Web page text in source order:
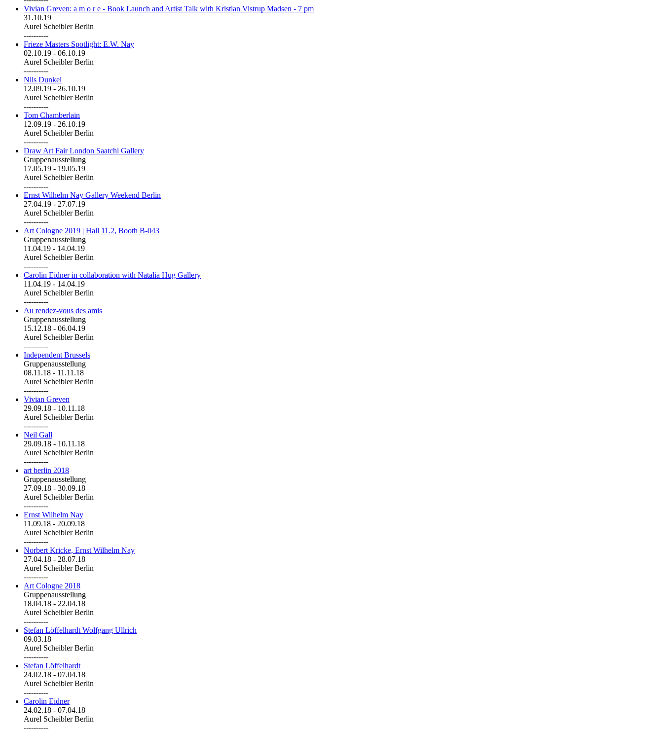
Vivian Greven: a m o r e - Book Launch and Artist Talk with Kristian Vistrup Madsen - 7 pm
31.10.19
Aurel Scheibler Berlin
----------
Frieze Masters Spotlight: E.W. Nay
02.10.19 - 06.10.19
Aurel Scheibler Berlin
----------
Nils Dunkel
12.09.19 - 26.10.19
Aurel Scheibler Berlin
----------
Tom Chamberlain
12.09.19 - 26.10.19
Aurel Scheibler Berlin
----------
Draw Art Fair London Saatchi Gallery
Gruppenausstellung
17.05.19 - 19.05.19
Aurel Scheibler Berlin
----------
Ernst Wilhelm Nay Gallery Weekend Berlin
27.04.19 - 27.07.19
Aurel Scheibler Berlin
----------
Art Cologne 2019 | Hall 11.2, Booth B-043
Gruppenausstellung
11.04.19 - 14.04.19
Aurel Scheibler Berlin
----------
Carolin Eidner in collaboration with Natalia Hug Gallery
11.04.19 - 14.04.19
Aurel Scheibler Berlin
----------
Au rendez-vous des amis
Gruppenausstellung
15.12.18 - 06.04.19
Aurel Scheibler Berlin
----------
Independent Brussels
Gruppenausstellung
08.11.18 - 11.11.18
Aurel Scheibler Berlin
----------
Vivian Greven
29.09.18 - 10.11.18
Aurel Scheibler Berlin
----------
Neil Gall
29.09.18 - 10.11.18
Aurel Scheibler Berlin
----------
art berlin 2018
Gruppenausstellung
27.09.18 - 30.09.18
Aurel Scheibler Berlin
----------
Ernst Wilhelm Nay
11.09.18 - 20.09.18
Aurel Scheibler Berlin
----------
Norbert Kricke, Ernst Wilhelm Nay
27.04.18 - 28.07.18
Aurel Scheibler Berlin
----------
Art Cologne 2018
Gruppenausstellung
18.04.18 - 22.04.18
Aurel Scheibler Berlin
----------
Stefan Löffelhardt Wolfgang Ullrich
09.03.18
Aurel Scheibler Berlin
----------
Stefan Löffelhardt
24.02.18 - 07.04.18
Aurel Scheibler Berlin
----------
Carolin Eidner
24.02.18 - 07.04.18
Aurel Scheibler Berlin